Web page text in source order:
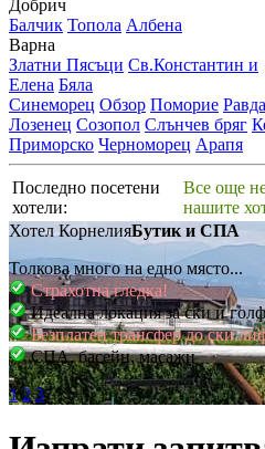
Добрич
Балчик Топола Албена
Варна
Златни Пясъци Св.Константин и
Елена Бяла
Синеморец Обзор Поморие Равда
Лозенец Созопол Слънчев бряг
Приморско Черноморец Арапя
Последно посетени
хотели:
Все още
нашите
Хотел КорнелияБутик и СПА
Толкова много на едно място...
Страхотна гледка!
Идеална локация за ски и голф
Безплатен трансфер до ски
СПА, басейн, масажи
1 2 3